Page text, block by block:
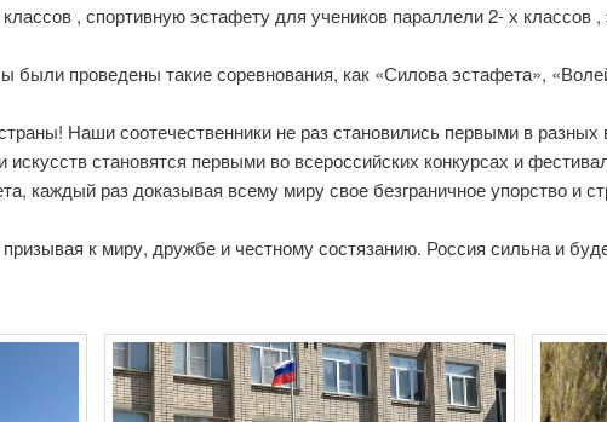
, спортивную эстафету для учеников параллели 2- х
проведены такие соревнования, как «Силова эстафета»,
Наши соотечественники не раз становились первыми в
становятся первыми во всероссийских конкурсах и
каждый раз доказывая всему миру свое безграничное упорство и
к миру, дружбе и честному состязанию. Россия сильна и